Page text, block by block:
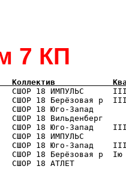
7 КП
Квал
СШОР 18
СШОР 18
СШОР 18 Юго-
СШОР 18
СШОР 18 Юго-
СШОР 18 ИМПУЛЬС
СШОР 18 Юго-
СШОР 18
СШОР 18 АТЛЕТ